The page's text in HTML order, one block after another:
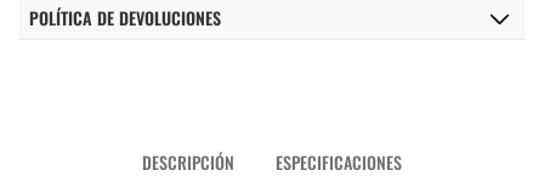
POLÍTICA DE DEVOLUCIONES
DESCRIPCIÓN ESPECIFICACIONES